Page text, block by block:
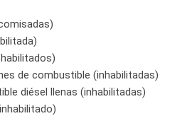
de combustible (inhabilitadas)
diésel llenas (inhabilitadas)